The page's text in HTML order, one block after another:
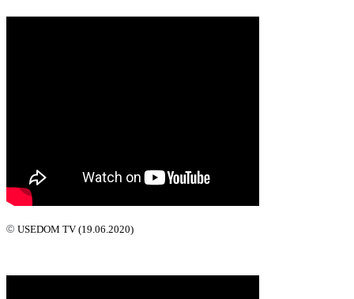
© USEDOM TV (19.06.2020)